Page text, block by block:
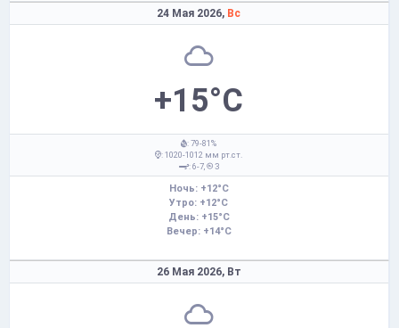
24 Мая 2026, Вс
+15°C
: 79-81%
: 1020-1012 мм рт.ст.
: 6-7,
З
Ночь: +12°C
Утро: +12°C
День: +15°C
Вечер: +14°C
26 Мая 2026, Вт